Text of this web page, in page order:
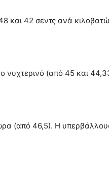
42 σεντς ανά
(από 45 και
(από 46,5). Η